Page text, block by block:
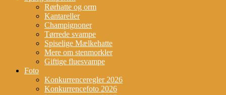
Rørhatte og orm
Kantareller
Champignoner
Tørrede svampe
Spiselige Mælkehatte
Mere om stenmorkler
Giftige fluesvampe
Foto
Konkurrenceregler 2026
Konkurrencefoto 2026